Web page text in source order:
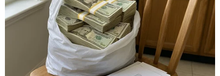
áp dụng chuẩn mực quản trị rủi ro Basel II theo
Thông tư 41/2016/TT-NHNN. Trong năm,
Moody’s cũng đã 2 lần liên tiếp nâng mức xếp
hạng tín nhiệm của VIB dựa trên kết quả kinh
doanh tích cực và sức mạnh tài chính của ngân